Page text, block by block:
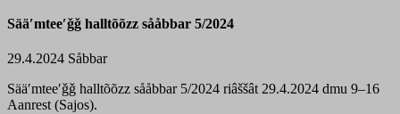
Sääʹmteeʹǧǧ halltõõzz sååbbar 5/2024
29.4.2024 Såbbar
Sääʹmteeʹǧǧ halltõõzz sååbbar 5/2024 riâššât 29.4.2024 dmu 9–16
Aanrest (Sajos).